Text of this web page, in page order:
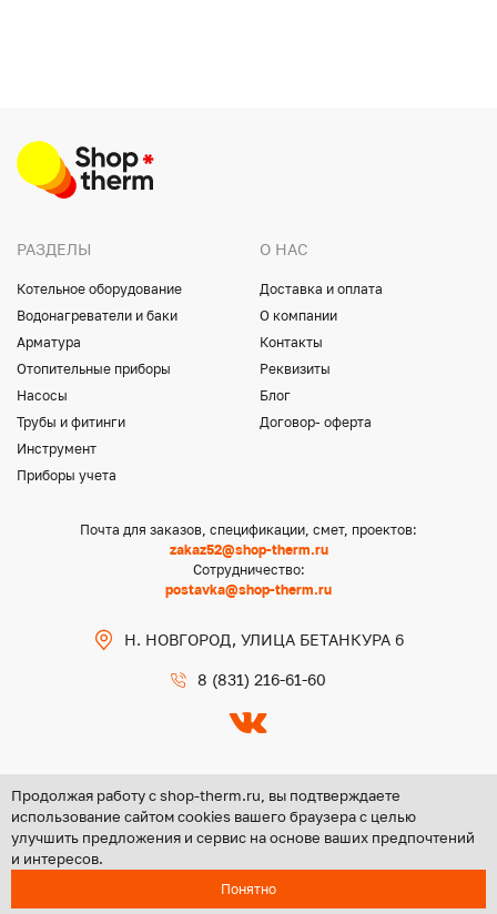
РАЗДЕЛЫ
Котельное оборудование
Водонагреватели и баки
Арматура
Отопительные приборы
Насосы
Трубы и фитинги
Инструмент
Приборы учета
О НАС
Доставка и оплата
О компании
Контакты
Реквизиты
Блог
Договор- оферта
Почта для заказов, спецификации, смет, проектов:
zakaz52@shop-therm.ru
Сотрудничество:
postavka@shop-therm.ru
Н. НОВГОРОД, УЛИЦА БЕТАНКУРА 6
8 (831) 216-61-60
Copyright @ 2026 ООО «ЦЕНТР ГРУПП НН»
Политика конфиденциальности
Продолжая работу с shop-therm.ru, вы подтверждаете
использование сайтом cookies вашего браузера с целью
улучшить предложения и сервис на основе ваших предпочтений
и интересов.
Понятно